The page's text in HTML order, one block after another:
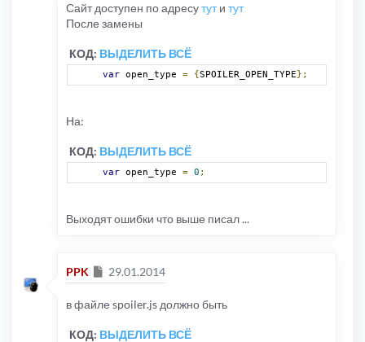
Сайт доступен по адресутути тут
После замены
КОД: ВЫДЕЛИТЬ ВСЁ
var open_type = { SPOILER_OPEN_TYPE };
На:
КОД: ВЫДЕЛИТЬ ВСЁ
var open_type = 0 ;
Выходят ошибки что выше писал ...
PPK Сообщение
29.01.2014
в файле spoiler.js должно быть
КОД: ВЫДЕЛИТЬ ВСЁ